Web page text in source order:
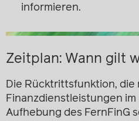
informieren.
Zeitplan: Wann gilt
Die Rücktrittsfunktion, die
Finanzdienstleistungen
Aufhebung des FernFinG